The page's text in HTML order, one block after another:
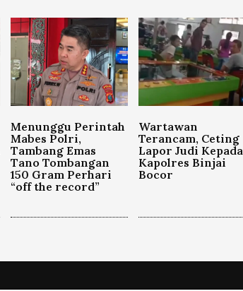
Menunggu Perintah
Mabes Polri,
Tambang Emas
Tano Tombangan
150 Gram Perhari
“off the record”
Wartawan
Terancam, Ceting
Lapor Judi Kepada
Kapolres Binjai
Bocor